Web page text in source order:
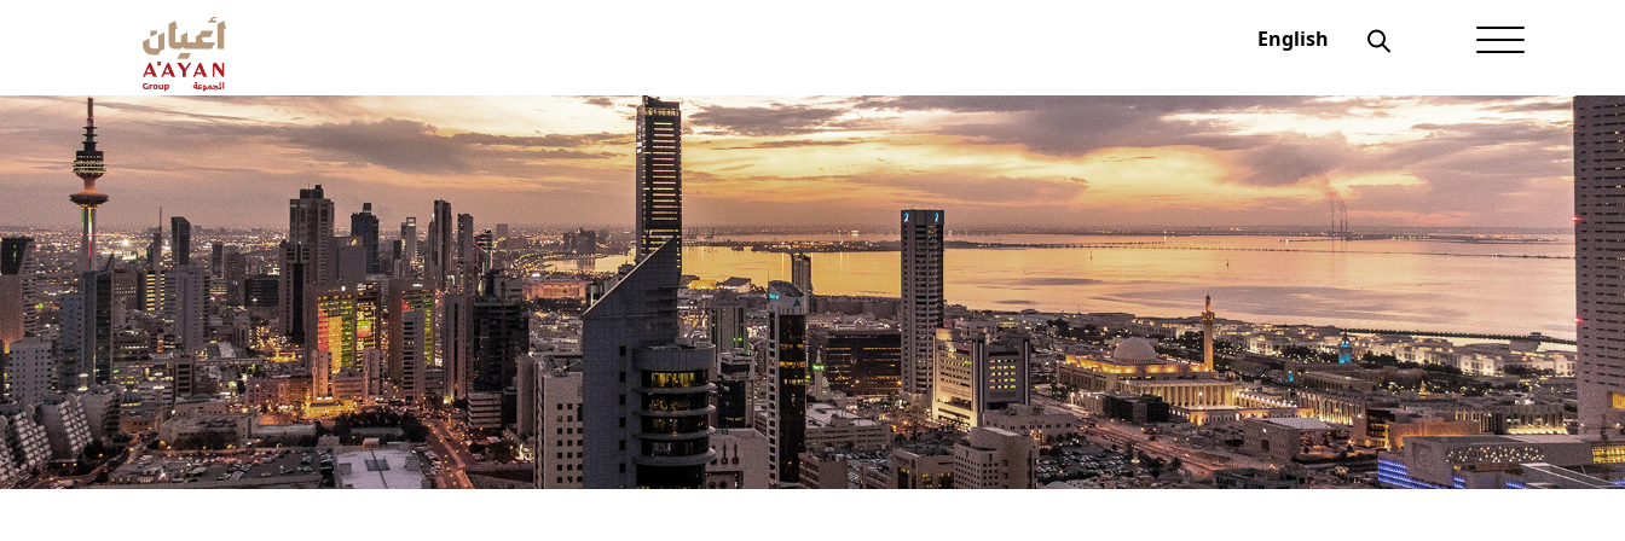
English
عن أعيان
شؤون المستثمرين
الحوكمة
منتجاتنــا
الإفصاحات
أخبار أعيان
نماذج تهمك